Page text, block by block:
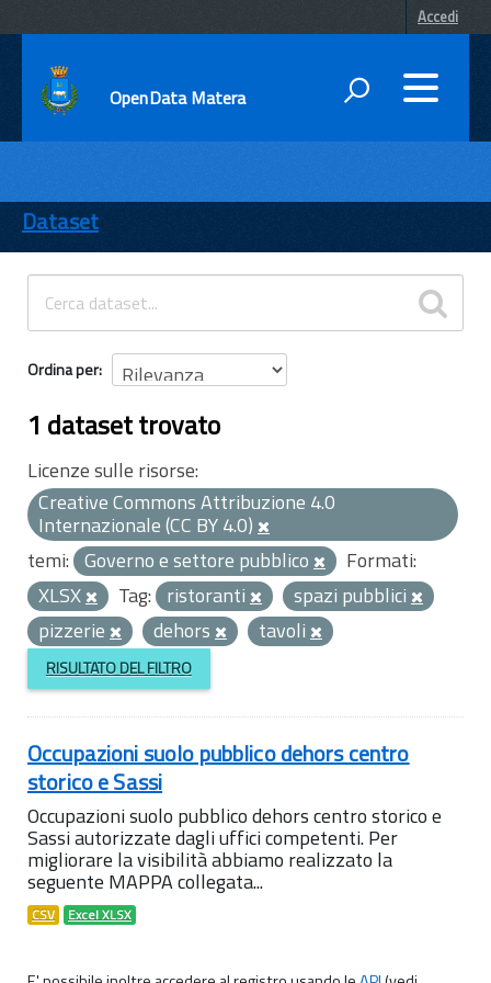
Accedi
OpenData Matera
ENTI
TEMI
INFORMAZIONI
Dataset
Ordina per
1 dataset trovato
Licenze sulle risorse:
Creative Commons Attribuzione 4.0
Internazionale (CC BY 4.0)
temi: Governo e settore pubblico
Formati:
XLSX
Tag: ristoranti
spazi pubblici
pizzerie
dehors tavoli
RISULTATO DEL FILTRO
Occupazioni suolo pubblico dehors centro
storico e Sassi
Occupazioni suolo pubblico dehors centro storico e
Sassi autorizzate dagli uffici competenti. Per
migliorare la visibilità abbiamo realizzato la
seguente MAPPA collegata...
CSV Excel XLSX